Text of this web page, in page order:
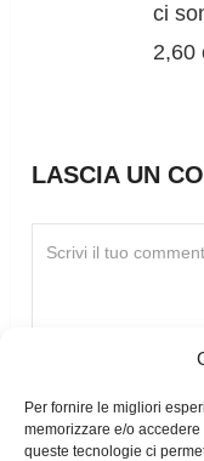
Per fornire le migliori
memorizzare e/o
queste tecnologie ci
ci
2,60
LASCIA UN